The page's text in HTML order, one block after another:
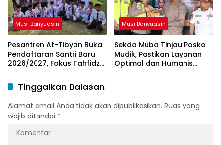
Musi Banyuasin
Pesantren At-Tibyan Buka
Pendaftaran Santri Baru
2026/2027, Fokus Tahfidz
Musi Banyuasin
Sekda Muba Tinjau Posko
Mudik, Pastikan Layanan
Optimal dan Humanis
Tinggalkan Balasan
Alamat email Anda tidak akan dipublikasikan. Ruas yang
wajib ditandai *